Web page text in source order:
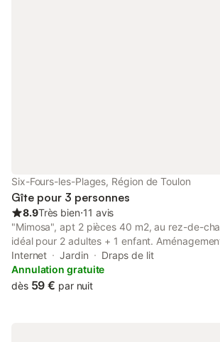
Six-Fours-les-Plages, Région de Toulon
Gîte pour 3 personnes
8.9Très bien⋅11 avis
"Mimosa", apt 2 pièces 40 m2, au rez-de-
idéal pour 2 adultes + 1 enfant.
agréable: séjour/salle à manger avec table
1 chambre avec 1 grand-lit (160 cm, longueur
en enfilade avec 1 lit (90 cm, longueur 190
Internet Jardin
Draps de lit
Annulation gratuite
dès 59 € par nuit